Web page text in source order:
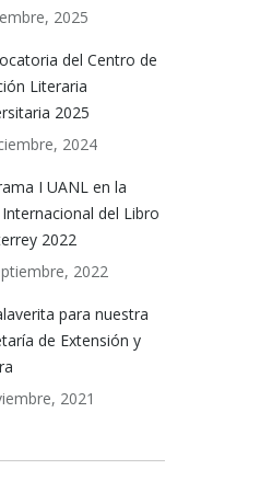
2025
del Centro de
Literaria
2025
2024
I UANL en la
del Libro
2022
2022
para nuestra
de Extensión y
2021